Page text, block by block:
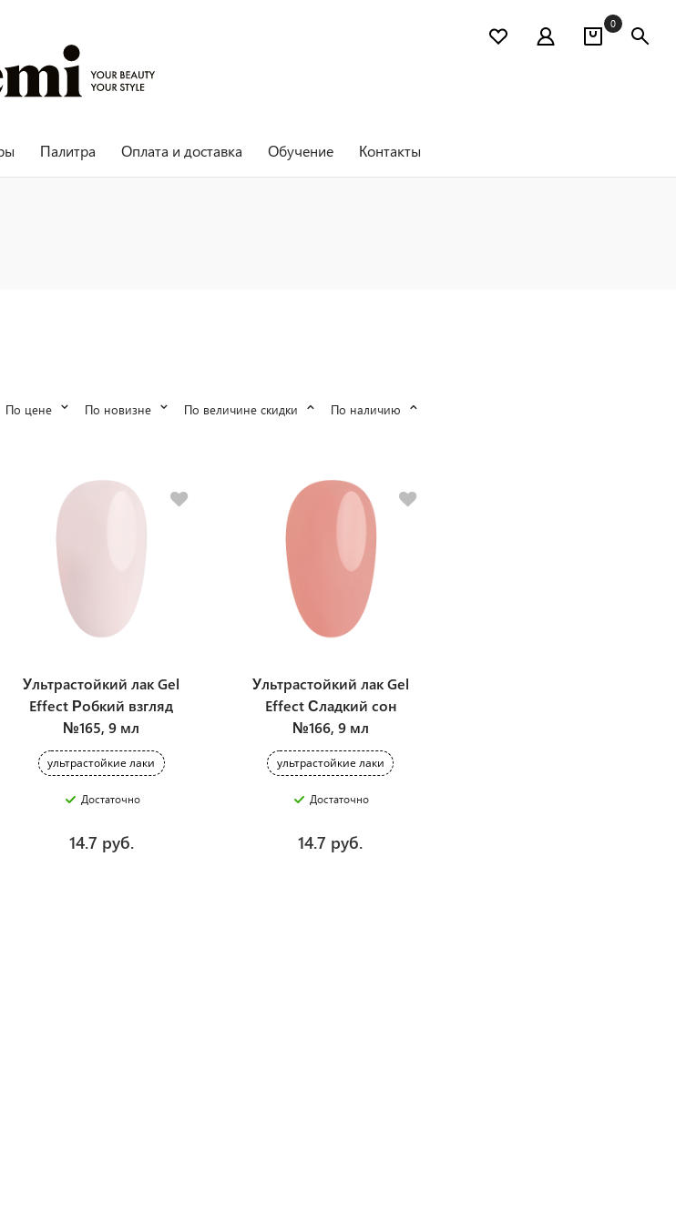
0
Палитра Оплата и доставка Обучение Контакты
По цене По новизне По величине скидки По наличию
Ультрастойкий лак Gel
Effect Робкий взгляд
№165, 9 мл
ультрастойкие лаки
Достаточно
14.7 руб.
Ультрастойкий лак Gel
Effect Сладкий сон
№166, 9 мл
ультрастойкие лаки
Достаточно
14.7 руб.